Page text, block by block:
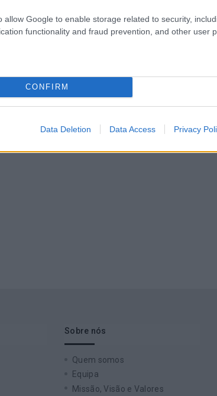
allow Google to enable storage related to security,
functionality and fraud prevention, and other user
CONFIRM
Data Deletion Data Access Privacy
Sobre nós
Quem somos
Equipa
Missão, Visão e Valores